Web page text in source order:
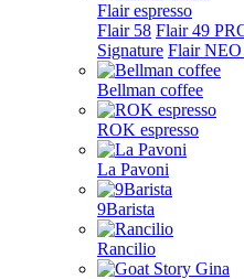
Flair espresso
Flair 58 Flair 49
Signature Flair
Bellman coffee
ROK espresso
La Pavoni
9Barista
Rancilio